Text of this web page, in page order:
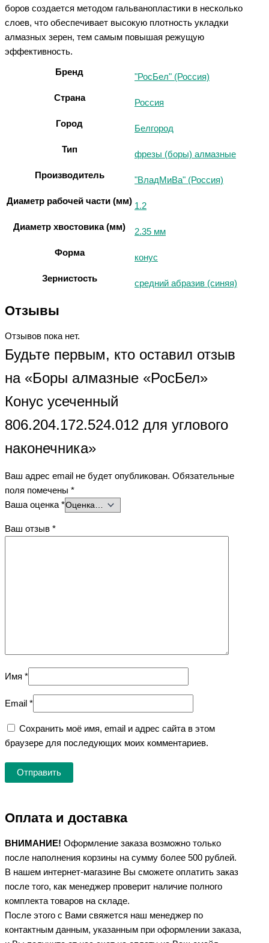
боров создается методом гальванопластики в несколько
слоев, что обеспечивает высокую плотность укладки
алмазных зерен, тем самым повышая режущую
эффективность.
Бренд "РосБел" (Россия)
Страна Россия
Город Белгород
Тип фрезы (боры) алмазные
Производитель "ВладМиВа" (Россия)
Диаметр рабочей части (мм) 1.2
Диаметр хвостовика (мм) 2.35 мм
Форма конус
Зернистость средний абразив (синяя)
Отзывы
Отзывов пока нет.
Будьте первым, кто оставил отзыв
на «Боры алмазные «РосБел»
Конус усеченный
806.204.172.524.012 для углового
наконечника»
Ваш адрес email не будет опубликован. Обязательные
поля помечены *
Ваша оценка*
Ваш отзыв *
Имя *
Email *
Сохранить моё имя, email и адрес сайта в этом
браузере для последующих моих комментариев.
Оплата и доставка
ВНИМАНИЕ! Оформление заказа возможно только
после наполнения корзины на сумму более 500 рублей.
В нашем интернет-магазине Вы сможете оплатить заказ
после того, как менеджер проверит наличие полного
комплекта товаров на складе.
После этого с Вами свяжется наш менеджер по
контактным данным, указанным при оформлении заказа,